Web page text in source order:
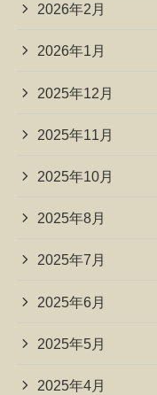
2026年2月
2026年1月
2025年12月
2025年11月
2025年10月
2025年8月
2025年7月
2025年6月
2025年5月
2025年4月